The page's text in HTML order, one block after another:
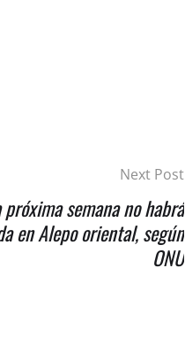
Next Post
próxima semana no habrá
en Alepo oriental, según
ONU